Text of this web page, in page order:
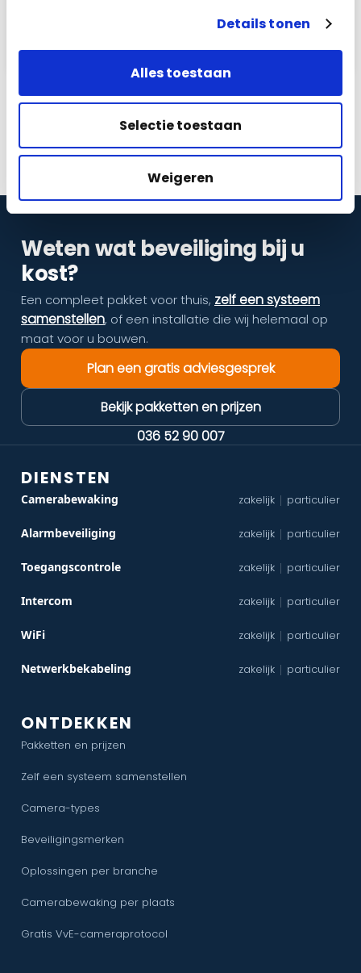
Details tonen
Alles toestaan
Selectie toestaan
Weigeren
Wij zullen er dus ook alles aan doen…
Lees meer
Stel nu jouw pakket samen
Weten wat beveiliging bij u
kost?
Een compleet pakket voor thuis, zelf een systeem
samenstellen, of een installatie die wij helemaal op
maat voor u bouwen.
Plan een gratis adviesgesprek
Bekijk pakketten en prijzen
036 52 90 007
DIENSTEN
Camerabewaking zakelijk | particulier
Alarmbeveiliging zakelijk | particulier
Toegangscontrole zakelijk | particulier
Intercom zakelijk | particulier
WiFi zakelijk | particulier
Netwerkbekabeling zakelijk | particulier
ONTDEKKEN
Pakketten en prijzen
Zelf een systeem samenstellen
Camera-types
Beveiligingsmerken
Oplossingen per branche
Camerabewaking per plaats
Gratis VvE-cameraprotocol